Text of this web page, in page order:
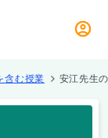
含む授業 安江先生